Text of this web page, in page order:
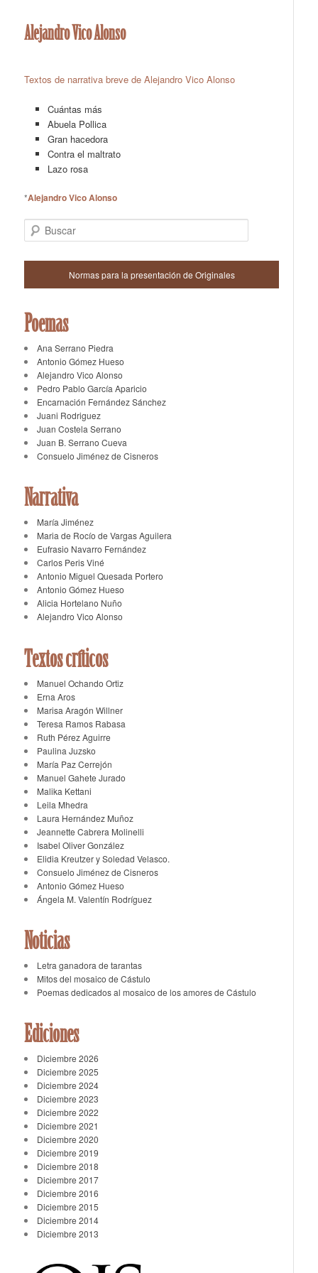
Alejandro Vico Alonso
Textos de narrativa breve de Alejandro Vico Alonso
Cuántas más
Abuela Pollica
Gran hacedora
Contra el maltrato
Lazo rosa
*Alejandro Vico Alonso
Buscar
Normas para la presentación de Originales
Poemas
Ana Serrano Piedra
Antonio Gómez Hueso
Alejandro Vico Alonso
Pedro Pablo García Aparicio
Encarnación Fernández Sánchez
Juani Rodriguez
Juan Costela Serrano
Juan B. Serrano Cueva
Consuelo Jiménez de Cisneros
Narrativa
María Jiménez
Maria de Rocío de Vargas Aguilera
Eufrasio Navarro Fernández
Carlos Peris Viné
Antonio Miguel Quesada Portero
Antonio Gómez Hueso
Alicia Hortelano Nuño
Alejandro Vico Alonso
Textos críticos
Manuel Ochando Ortiz
Erna Aros
Marisa Aragón Willner
Teresa Ramos Rabasa
Ruth Pérez Aguirre
Paulina Juzsko
María Paz Cerrejón
Manuel Gahete Jurado
Malika Kettani
Leila Mhedra
Laura Hernández Muñoz
Jeannette Cabrera Molinelli
Isabel Oliver González
Elidia Kreutzer y Soledad Velasco.
Consuelo Jiménez de Cisneros
Antonio Gómez Hueso
Ángela M. Valentín Rodríguez
Noticias
Letra ganadora de tarantas
Mitos del mosaico de Cástulo
Poemas dedicados al mosaico de los amores de Cástulo
Ediciones
Diciembre 2026
Diciembre 2025
Diciembre 2024
Diciembre 2023
Diciembre 2022
Diciembre 2021
Diciembre 2020
Diciembre 2019
Diciembre 2018
Diciembre 2017
Diciembre 2016
Diciembre 2015
Diciembre 2014
Diciembre 2013